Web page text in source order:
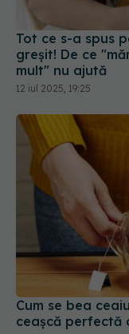
Tot ce s-a spus
greșit! De ce
mult" nu ajută
12 iul 2025, 19:25
Cum se bea
ceașcă perfectă